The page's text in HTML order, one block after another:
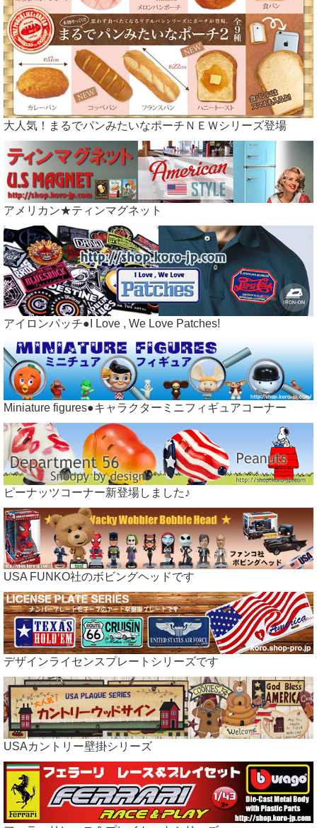
大人気！まるでパンみたいなポーチＮＥＷシリーズ登場
アメリカン★ティンマグネット
アイロンパッチ●I Love , We Love Patches!
Miniature figures●キャラクターミニフィギュアコーナー
ピーナッツコーナー新登場しました♪
USA FUNKO社のボビングヘッドです
デザインライセンスプレートシリーズです
USAカントリー壁掛シリーズ